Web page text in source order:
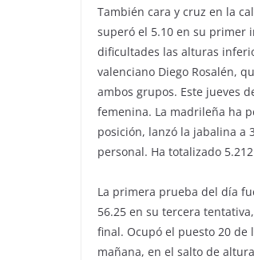
También cara y cruz en la
superó el 5.10 en su primer
dificultades las alturas
valenciano Diego Rosalén,
ambos grupos. Este jueves
femenina. La madrileña ha
posición, lanzó la jabalina a
personal. Ha totalizado
La primera prueba del día
56.25 en su tercera
final. Ocupó el puesto 20 de
mañana, en el salto de